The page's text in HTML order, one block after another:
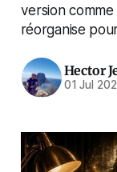
version
réorganise
Hector
01 Jul